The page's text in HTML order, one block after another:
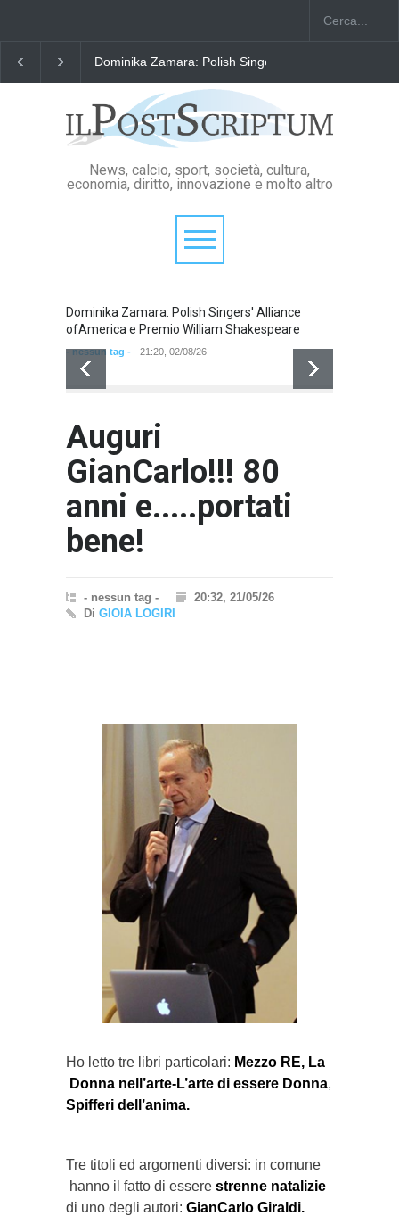
Zamara: Polish Singers' Alliance ofAmerica e Premio William
News, calcio, sport, società, cultura,
economia, diritto, innovazione e molto altro
Dominika Zamara: Polish Singers' Alliance
ofAmerica e Premio William Shakespeare
- nessun tag - 21:20, 02/08/26
Auguri
GianCarlo!!! 80
anni e.....portati
bene!
- nessun tag -
20:32, 21/05/26
Di GIOIA LOGIRI
Ho letto tre libri particolari: Mezzo RE, La
Donna nell’arte-L’arte di essere Donna,
Spifferi dell’anima.
Tre titoli ed argomenti diversi: in comune
hanno il fatto di essere strenne natalizie
di uno degli autori: GianCarlo Giraldi.